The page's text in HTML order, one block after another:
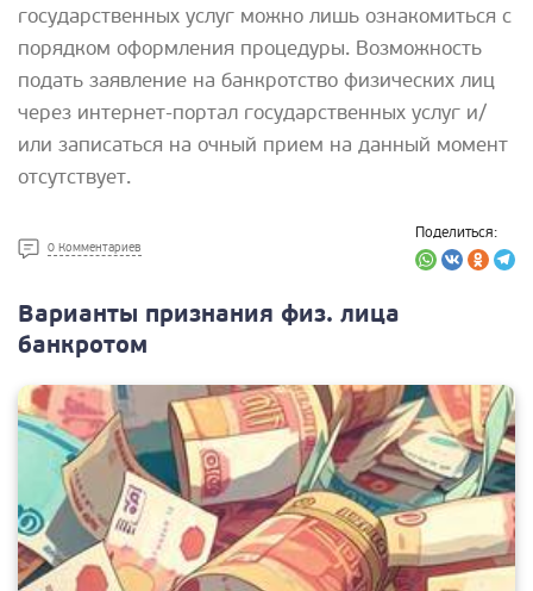
государственных услуг можно лишь ознакомиться с
порядком оформления процедуры. Возможность
подать заявление на банкротство физических лиц
через интернет-портал государственных услуг и/
или записаться на очный прием на данный момент
отсутствует.
0 Комментариев
Поделиться:
Варианты признания физ. лица
банкротом